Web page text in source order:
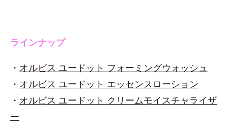
ラインナップ
・ オルビス ユードット フォーミングウォッシュ
・ オルビス ユードット エッセンスローション
・ オルビス ユードット クリームモイスチャライザ
ー